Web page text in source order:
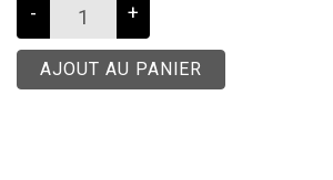
+
-
AJOUT AU PANIER